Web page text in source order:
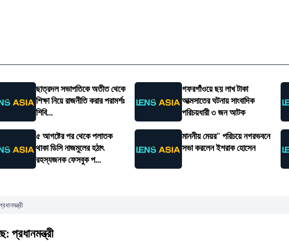
ছাত্রদল সভাপতিকে অতীত থেকে
শিক্ষা নিয়ে রাজনীতি করার পরামর্শঃ
শিবি...
গফরগাঁওয়ে ছয় লাখ টাকা
আত্মসাতের ঘটনায় সাংবাদিক
পরিচয়ধারী ৩ জন আটক
৫ আগষ্টের পর থেকে পলাতক
থাকা ডিসি নাজমুলের হঠাৎ
রহস্যজনক ফেসবুক প...
মাননীয় মেয়র" পরিচয়ে নগরভবনে
সভা করলেন ইশরাক হোসেন
প্রধানমন্ত্রী